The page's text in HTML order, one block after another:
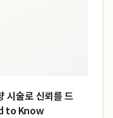
시술로 신뢰를 드
to Know